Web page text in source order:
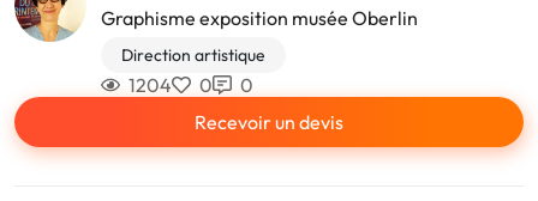
Graphisme exposition musée Oberlin
Direction artistique
1204 0
0
Recevoir un devis